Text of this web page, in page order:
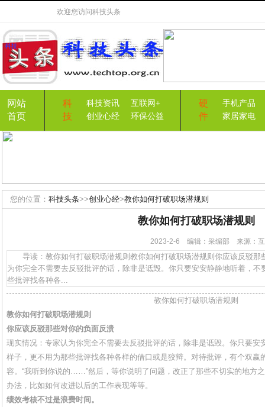
欢迎您访问科技头条
网站
首页
科
技
科技资讯
互联网+
创业心经
环保公益
硬
件
手机产品
家居家电
您的位置： 科技头条>>创业心经>教你如何打破职场潜规则
教你如何打破职场潜规则
2023-2-6 编辑：采编部 来源：
导读：教你如何打破职场潜规则教你如何打破职场潜规则你应该反驳那
为你完全不需要去反驳批评的话，除非是诋毁。你只要安安静静地听着，
些批评找各种各...
教你如何打破职场潜规则
教你如何打破职场潜规则
你应该反驳那些对你的负面反溃
现实情况：专家认为你完全不需要去反驳批评的话，除非是诋毁。你只要安
样子，更不用为那些批评找各种各样的借口或是狡辩。对待批评，有个双赢
容。“我听到你说的……”然后，等你说明了问题，改正了那些不切实的地方
办法，比如如何改进以后的工作表现等等。
绩效考核不过是浪费时间。